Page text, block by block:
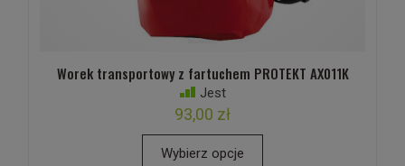
Worek transportowy z fartuchem PROTEKT AX011K
Jest
93,00 zł
Wybierz opcje